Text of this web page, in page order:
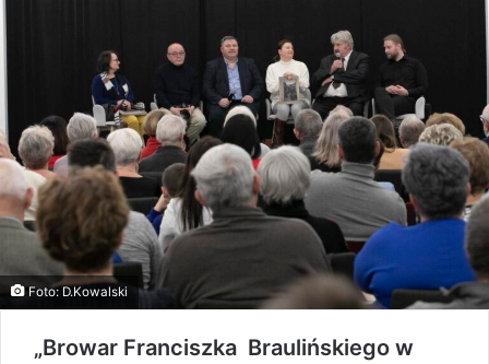
Foto: D.Kowalski
„Browar Franciszka Braulińskiego w